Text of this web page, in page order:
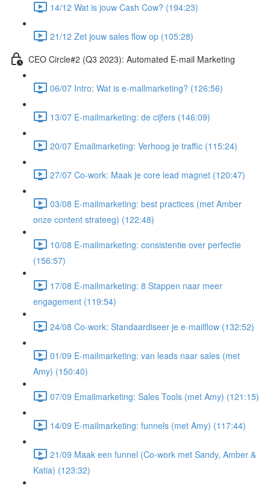
14/12 Wat is jouw Cash Cow? (194:23)
21/12 Zet jouw sales flow op (105:28)
CEO Circle#2 (Q3 2023): Automated E-mail Marketing
06/07 Intro: Wat is e-mailmarketing? (126:56)
13/07 E-mailmarketing: de cijfers (146:09)
20/07 Emailmarketing: Verhoog je traffic (115:24)
27/07 Co-work: Maak je core lead magnet (120:47)
03/08 E-mailmarketing: best practices (met Amber
onze content strateeg) (122:48)
10/08 E-mailmarketing: consistentie over perfectie
(156:57)
17/08 E-mailmarketing: 8 Stappen naar meer
engagement (119:54)
24/08 Co-work: Standaardiseer je e-mailflow (132:52)
01/09 E-mailmarketing: van leads naar sales (met
Amy) (150:40)
07/09 Emailmarketing: Sales Tools (met Amy) (121:15)
14/09 E-mailmarketing: funnels (met Amy) (117:44)
21/09 Maak een funnel (Co-work met Sandy, Amber &
Katia) (123:32)